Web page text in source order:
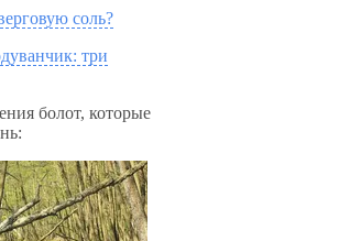
соль?
три
болот, которые